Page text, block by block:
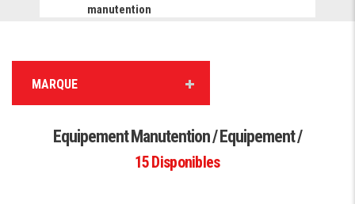
manutention
MARQUE
Equipement Manutention / Equipement /
15Disponibles